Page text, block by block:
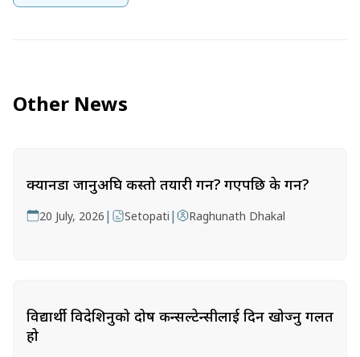
Other News
क्यानडा जानुअघि कस्तो तयारी गर्ने? गएपछि के गर्ने?
20 July, 2026 | Setopati | Raghunath Dhakal
विद्यार्थी विदेशिनुको दोष कन्सल्टेन्सीलाई दिन खोज्नु गलत
हो